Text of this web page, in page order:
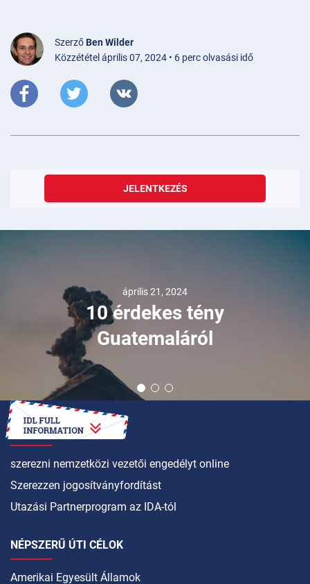
Szerző Ben Wilder
Közzététel április 07, 2024 • 6 perc olvasási idő
JELENTKEZÉS
április 21, 2024
10 érdekes tény
Guatemaláról
HOGYAN LEHET
szerezni nemzetközi vezetői engedélyt online
Szerezzen jogosítványfordítást
Utazási Partnerprogram az IDA-tól
NÉPSZERŰ ÚTI CÉLOK
Amerikai Egyesült Államok